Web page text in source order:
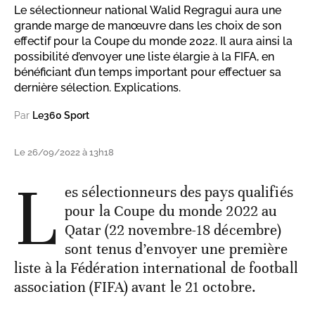
Le sélectionneur national Walid Regragui aura une
grande marge de manœuvre dans les choix de son
effectif pour la Coupe du monde 2022. Il aura ainsi la
possibilité d’envoyer une liste élargie à la FIFA, en
bénéficiant d’un temps important pour effectuer sa
dernière sélection. Explications.
Par Le360 Sport
Le 26/09/2022 à 13h18
L es sélectionneurs des pays qualifiés
pour la Coupe du monde 2022 au
Qatar (22 novembre-18 décembre)
sont tenus d’envoyer une première
liste à la Fédération international de football
association (FIFA) avant le 21 octobre.